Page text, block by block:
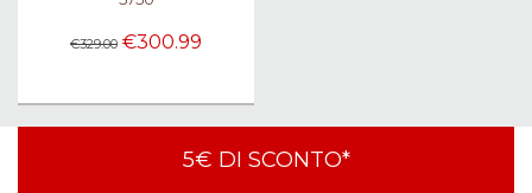
€329.00 €300.99
5€ DI SCONTO*